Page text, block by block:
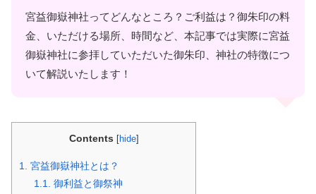
宮益御嶽神社ってどんなところ？ご利益は？御朱印の料
金、いただける場所、時間など、本記事では実際に宮益
御嶽神社に参拝していただいた御朱印、神社の特徴につ
いて解説いたします！
Contents [hide]
1.
宮益御嶽神社とは？
1.1.
御利益と御祭神